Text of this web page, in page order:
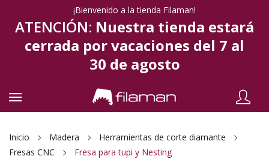
¡Bienvenido a la tienda Filaman!
ATENCIÓN: Nuestra tienda estará
cerrada por vacaciones del 7 al
30 de agosto
Inicio Madera
Herramientas de corte diamante
Fresas CNC
Fresa para tupi y Nesting